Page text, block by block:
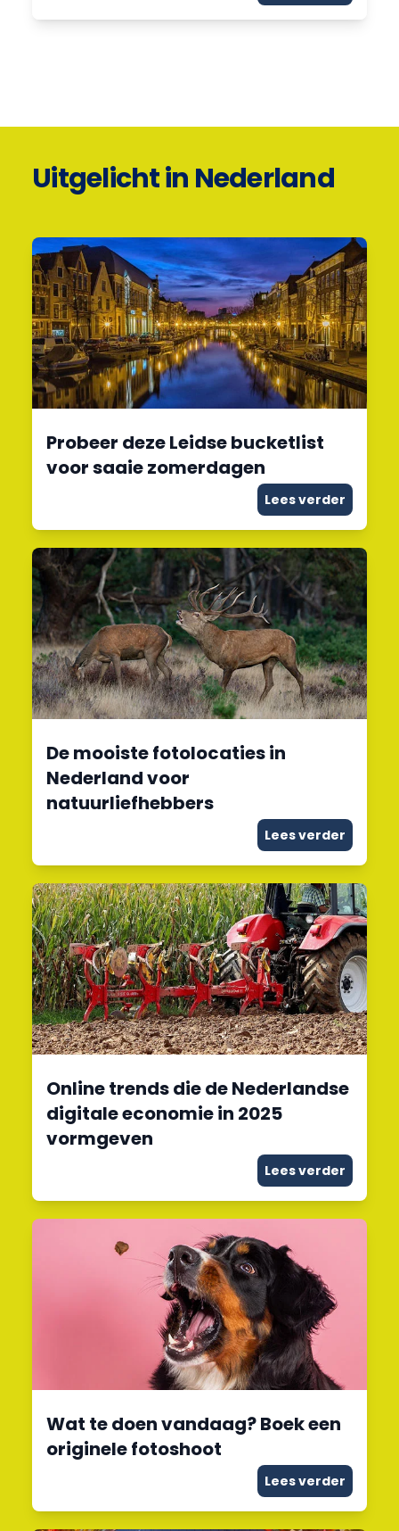
Uitgelicht in Nederland
Probeer deze Leidse bucketlist
voor saaie zomerdagen
Lees verder
De mooiste fotolocaties in
Nederland voor
natuurliefhebbers
Lees verder
Online trends die de Nederlandse
digitale economie in 2025
vormgeven
Lees verder
Wat te doen vandaag? Boek een
originele fotoshoot
Lees verder